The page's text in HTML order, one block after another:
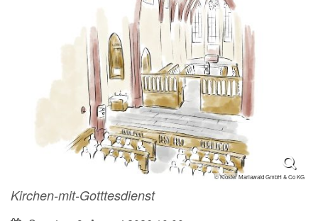
© Kloster Mariawald GmbH & Co KG
Kirchen-mit-Gotttesdienst